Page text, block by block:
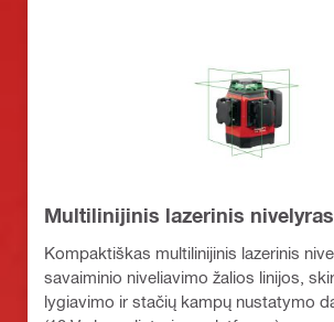
Multilinijinis lazerinis
Kompaktiškas multilinijinis lazerinis
savaiminio niveliavimo žalios linijos,
lygiavimo ir stačių kampų nustatymo